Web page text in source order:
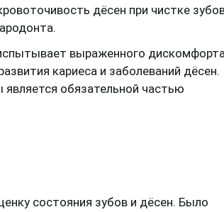
дёсен при чистке
выраженного
кариеса и заболеваний дёсен.
обязательной частью
состояния зубов и дёсен. Было